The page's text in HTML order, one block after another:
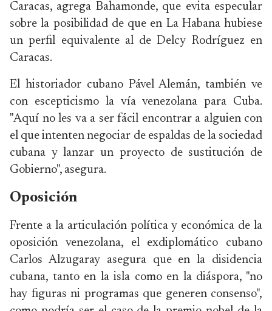
Caracas, agrega Bahamonde, que evita especular
sobre la posibilidad de que en La Habana hubiese
un perfil equivalente al de Delcy Rodríguez en
Caracas.
El historiador cubano Pável Alemán, también ve
con escepticismo la vía venezolana para Cuba.
"Aquí no les va a ser fácil encontrar a alguien con
el que intenten negociar de espaldas de la sociedad
cubana y lanzar un proyecto de sustitución de
Gobierno", asegura.
Oposición
Frente a la articulación política y económica de la
oposición venezolana, el exdiplomático cubano
Carlos Alzugaray asegura que en la disidencia
cubana, tanto en la isla como en la diáspora, "no
hay figuras ni programas que generen consenso",